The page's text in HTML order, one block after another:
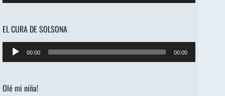
EL CURA DE SOLSONA
Reproductor
de
00:00 00:00
Olé mi niña!